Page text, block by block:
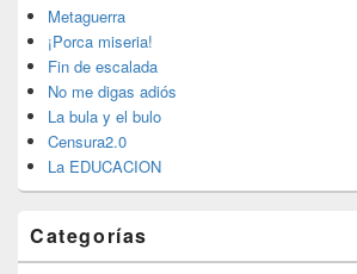
barra
lateral
primaria
Metaguerra
¡Porca miseria!
Fin de escalada
No me digas adiós
La bula y el bulo
Censura2.0
La EDUCACION
Categorías